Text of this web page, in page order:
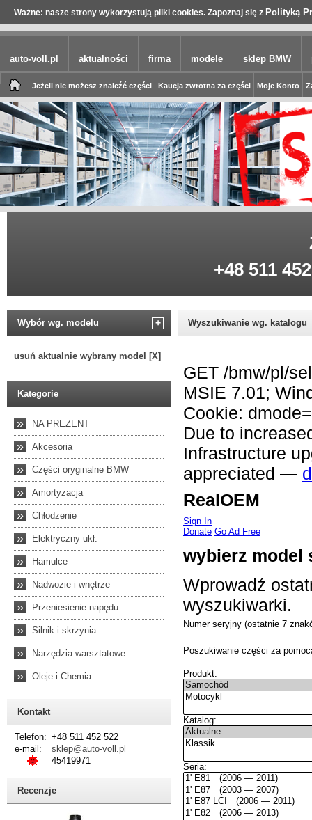
Ważne: nasze strony wykorzystują pliki cookies. Zapoznaj się z Polityką
auto-voll.pl aktualności firma modele sklep BMW
Jeżeli nie możesz znaleźć części Kaucja zwrotna za części Moje Konto
+48 511
Wybór wg. modelu +
usuń aktualnie wybrany model [X]
Kategorie
» NA PREZENT
» Akcesoria
» Części oryginalne BMW
» Amortyzacja
» Chłodzenie
» Elektryczny ukł.
» Hamulce
» Nadwozie i wnętrze
» Przeniesienie napędu
» Silnik i skrzynia
» Narzędzia warsztatowe
» Oleje i Chemia
Kontakt
Telefon: +48 511 452 522
e-mail:
sklep@auto-voll.pl
45419971
Recenzje
Wyszukiwanie wg. katalogu